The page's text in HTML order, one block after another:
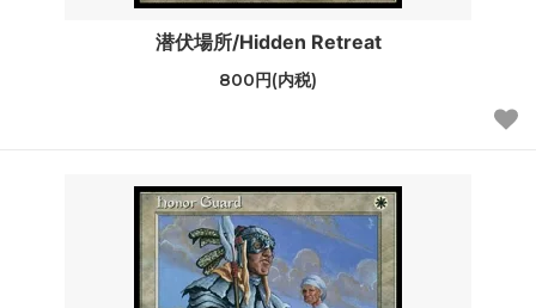
潜伏場所/Hidden Retreat
800円(内税)